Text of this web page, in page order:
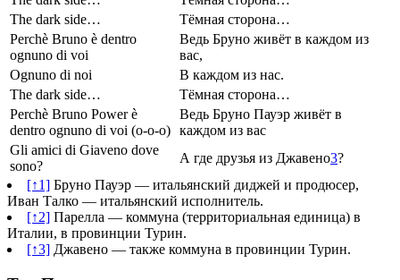
The dark side…
Тёмная сторона…
Perchè Bruno è dentro
ognuno di voi
Ведь Бруно живёт в каждом из
вас,
Ognuno di noi
В каждом из нас.
The dark side…
Тёмная сторона…
Perchè Bruno Power è
dentro ognuno di voi (o-o-o)
Ведь Бруно Пауэр живёт в
каждом из вас
Gli amici di Giaveno dove
sono?
А где друзья из Джавено3?
[↑1] Бруно Пауэр — итальянский диджей и продюсер,
Иван Талко — итальянский исполнитель.
[↑2] Парелла — коммуна (территориальная единица) в
Италии, в провинции Турин.
[↑3] Джавено — также коммуна в провинции Турин.